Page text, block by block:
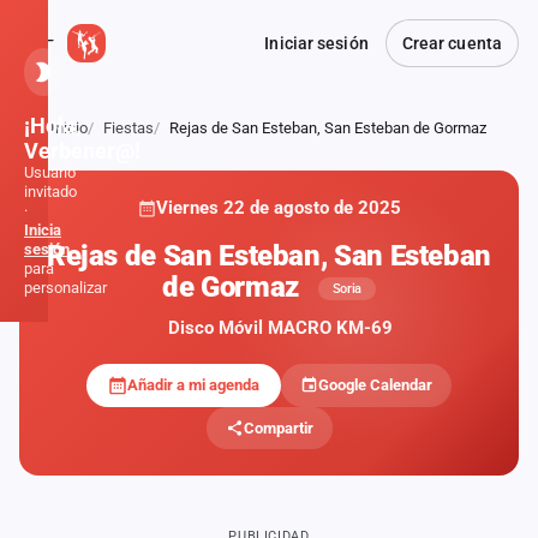
Iniciar sesión Crear cuenta
Atrás
Inicio Fiestas Rejas de San Esteban, San Esteban de Gormaz
Viernes 22 de agosto de 2025
Rejas de San Esteban, San Esteban
de Gormaz
Soria
Disco Móvil MACRO KM-69
Añadir a mi agenda Google Calendar
Compartir
¡Hola,
Verbener@!
Usuario
invitado
·
Inicia
sesión
para
personalizar
Formaciones